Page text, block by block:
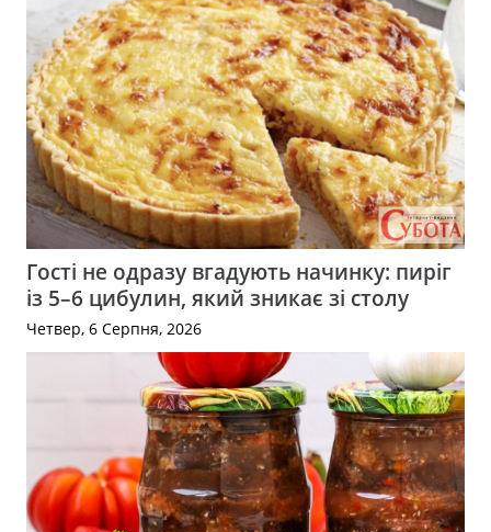
Гості не одразу вгадують начинку: пиріг
із 5–6 цибулин, який зникає зі столу
Четвер, 6 Серпня, 2026